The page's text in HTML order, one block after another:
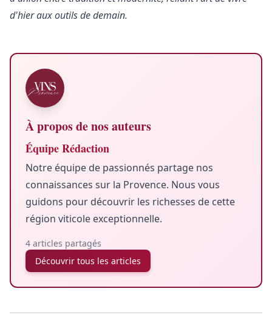
d'hier aux outils de demain.
À propos de nos auteurs
Équipe Rédaction
Notre équipe de passionnés partage nos
connaissances sur la Provence. Nous vous
guidons pour découvrir les richesses de cette
région viticole exceptionnelle.
4 articles partagés
Découvrir tous les articles